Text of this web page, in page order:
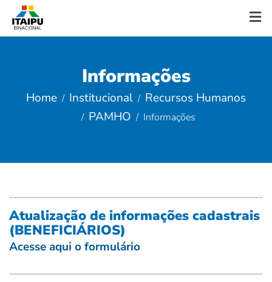
Informações
Home Institucional
Recursos Humanos
PAMHO
Informações
Atualização de informações cadastrais
(BENEFICIÁRIOS)
Acesse aqui o formulário